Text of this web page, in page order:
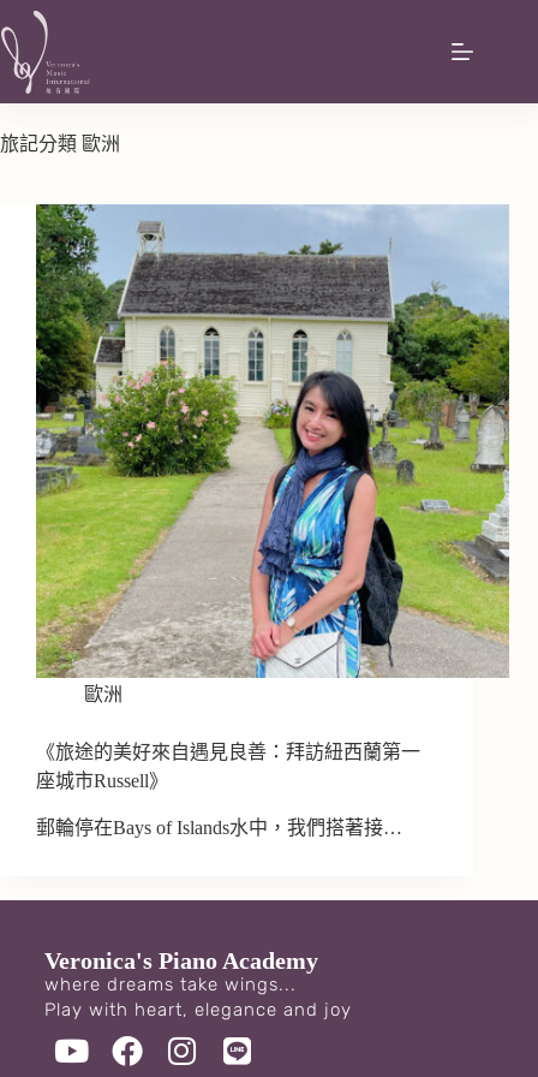
旅記分類 歐洲
歐洲
《旅途的美好來自遇見良善：拜訪紐西蘭第一
座城市Russell》
郵輪停在Bays of Islands水中，我們搭著接…
Veronica's Piano Academy
where dreams take wings...
Play with heart, elegance and joy